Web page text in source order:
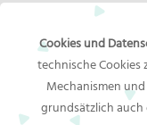
keine
jeweiligen
gelieferte
Cookies und
technische Cookies
Mechanismen
grundsätzlich auch